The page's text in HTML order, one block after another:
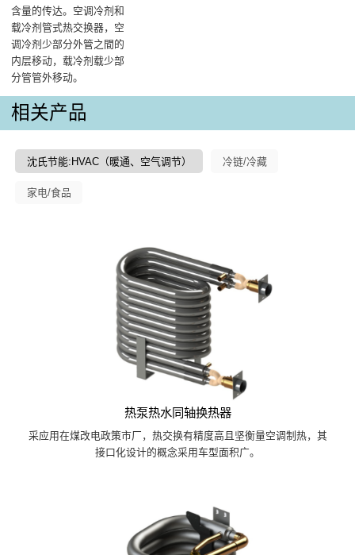
含量的传达。空调冷剂和
载冷剂管式热交换器，空
调冷剂少部分外管之間的
内层移动，载冷剂载少部
分管管外移动。
相关产品
沈氏节能:HVAC（暖通、空气调节） 冷链/冷藏
家电/食品
热泵热水同轴换热器
采应用在煤改电政策市厂，热交换有精度高且坚衡量空调制热，其
接口化设计的概念采用车型面积广。